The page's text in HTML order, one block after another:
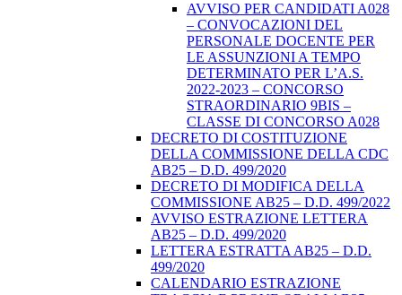
AVVISO PER CANDIDATI A028
– CONVOCAZIONI DEL
PERSONALE DOCENTE PER
LE ASSUNZIONI A TEMPO
DETERMINATO PER L’A.S.
2022-2023 – CONCORSO
STRAORDINARIO 9BIS –
CLASSE DI CONCORSO A028
DECRETO DI COSTITUZIONE
DELLA COMMISSIONE DELLA CDC
AB25 – D.D. 499/2020
DECRETO DI MODIFICA DELLA
COMMISSIONE AB25 – D.D. 499/2022
AVVISO ESTRAZIONE LETTERA
AB25 – D.D. 499/2020
LETTERA ESTRATTA AB25 – D.D.
499/2020
CALENDARIO ESTRAZIONE